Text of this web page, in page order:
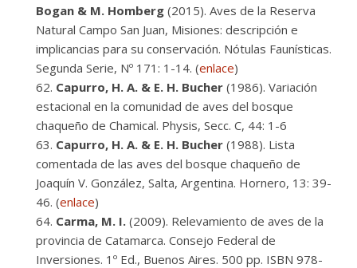
Bogan & M. Homberg (2015). Aves de la Reserva
Natural Campo San Juan, Misiones: descripción e
implicancias para su conservación. Nótulas Faunísticas.
Segunda Serie, Nº 171: 1-14. (enlace)
Capurro, H. A. & E. H. Bucher (1986). Variación
estacional en la comunidad de aves del bosque
chaqueño de Chamical. Physis, Secc. C, 44: 1-6
Capurro, H. A. & E. H. Bucher (1988). Lista
comentada de las aves del bosque chaqueño de
Joaquín V. González, Salta, Argentina. Hornero, 13: 39-
46. (enlace)
Carma, M. I. (2009). Relevamiento de aves de la
provincia de Catamarca. Consejo Federal de
Inversiones. 1º Ed., Buenos Aires. 500 pp. ISBN 978-